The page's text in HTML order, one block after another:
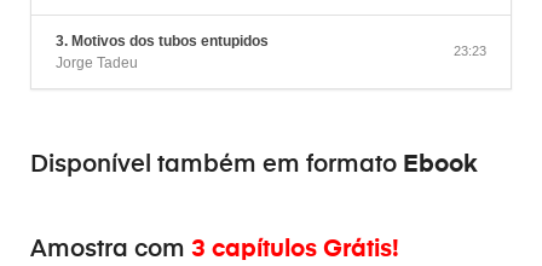
3. Motivos dos tubos entupidos
Jorge Tadeu
23:23
Disponível também em formato Ebook
Amostra com 3 capítulos Grátis!